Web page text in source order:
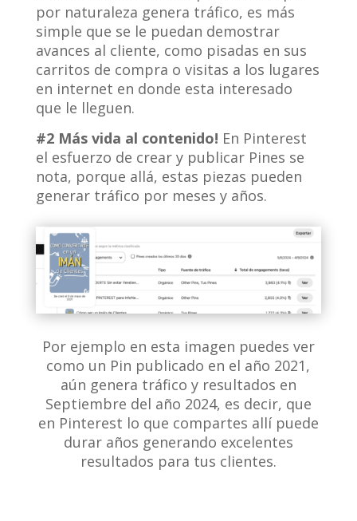
por naturaleza genera tráfico, es más
simple que se le puedan demostrar
avances al cliente, como pisadas en sus
carritos de compra o visitas a los lugares
en internet en donde esta interesado
que le lleguen.
#2 Más vida al contenido! En Pinterest
el esfuerzo de crear y publicar Pines se
nota, porque allá, estas piezas pueden
generar tráfico por meses y años.
Por ejemplo en esta imagen puedes ver
como un Pin publicado en el año 2021,
aún genera tráfico y resultados en
Septiembre del año 2024, es decir, que
en Pinterest lo que compartes allí puede
durar años generando excelentes
resultados para tus clientes.